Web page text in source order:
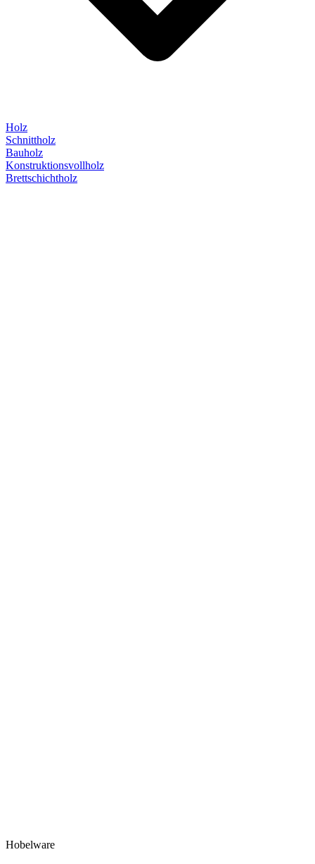
Holz
Schnittholz
Bauholz
Konstruktionsvollholz
Brettschichtholz
Hobelware